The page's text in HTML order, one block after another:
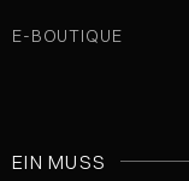
E-BOUTIQUE
EIN MUSS